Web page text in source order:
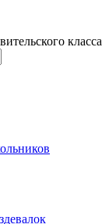
класса